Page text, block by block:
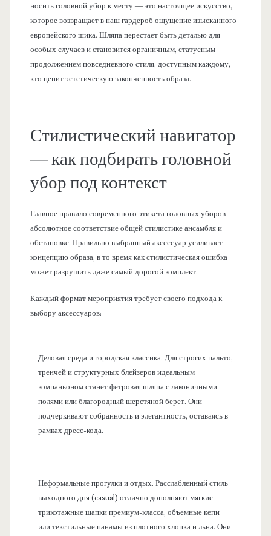
носить головной убор к месту — это настоящее искусство,
которое возвращает в наш гардероб ощущение изысканного
европейского шика. Шляпа перестает быть деталью для
особых случаев и становится органичным, статусным
продолжением повседневного стиля, доступным каждому,
кто ценит эстетическую законченность образа.
Стилистический навигатор
— как подбирать головной
убор под контекст
Главное правило современного этикета головных уборов —
абсолютное соответствие общей стилистике ансамбля и
обстановке. Правильно выбранный аксессуар усиливает
концепцию образа, в то время как стилистическая ошибка
может разрушить даже самый дорогой комплект.
Каждый формат мероприятия требует своего подхода к
выбору аксессуаров:
Деловая среда и городская классика. Для строгих пальто,
тренчей и структурных блейзеров идеальным
компаньоном станет фетровая шляпа с лаконичными
полями или благородный шерстяной берет. Они
подчеркивают собранность и элегантность, оставаясь в
рамках дресс-кода.
Неформальные прогулки и отдых. Расслабленный стиль
выходного дня (casual) отлично дополняют мягкие
трикотажные шапки премиум-класса, объемные кепи
или текстильные панамы из плотного хлопка и льна. Они